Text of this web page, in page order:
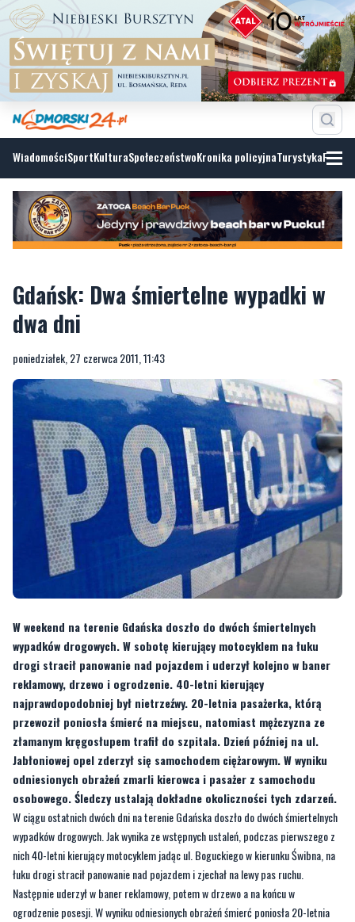
WiadomościSportKulturaSpołeczeństwoKronika policyjnaTurystyka
Gdańsk: Dwa śmiertelne wypadki w
dwa dni
poniedziałek, 27 czerwca 2011, 11:43
W weekend na terenie Gdańska doszło do dwóch śmiertelnych
wypadków drogowych. W sobotę kierujący motocyklem na łuku
drogi stracił panowanie nad pojazdem i uderzył kolejno w baner
reklamowy, drzewo i ogrodzenie. 40-letni kierujący
najprawdopodobniej był nietrzeźwy. 20-letnia pasażerka, którą
przewoził poniosła śmierć na miejscu, natomiast mężczyzna ze
złamanym kręgosłupem trafił do szpitala. Dzień później na ul.
Jabłoniowej opel zderzył się samochodem ciężarowym. W wyniku
odniesionych obrażeń zmarli kierowca i pasażer z samochodu
osobowego. Śledczy ustalają dokładne okoliczności tych zdarzeń.
W ciągu ostatnich dwóch dni na terenie Gdańska doszło do dwóch śmiertelnych
wypadków drogowych. Jak wynika ze wstępnych ustaleń, podczas pierwszego z
nich 40-letni kierujący motocyklem jadąc ul. Boguckiego w kierunku Świbna, na
łuku drogi stracił panowanie nad pojazdem i zjechał na lewy pas ruchu.
Następnie uderzył w baner reklamowy, potem w drzewo a na końcu w
ogrodzenie posesji. W wyniku odniesionych obrażeń śmierć poniosła 20-letnia